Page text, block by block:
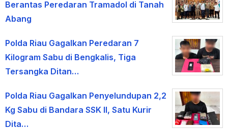
Berantas Peredaran Tramadol di Tanah
Abang
Polda Riau Gagalkan Peredaran 7
Kilogram Sabu di Bengkalis, Tiga
Tersangka Ditan…
Polda Riau Gagalkan Penyelundupan 2,2
Kg Sabu di Bandara SSK II, Satu Kurir
Dita…